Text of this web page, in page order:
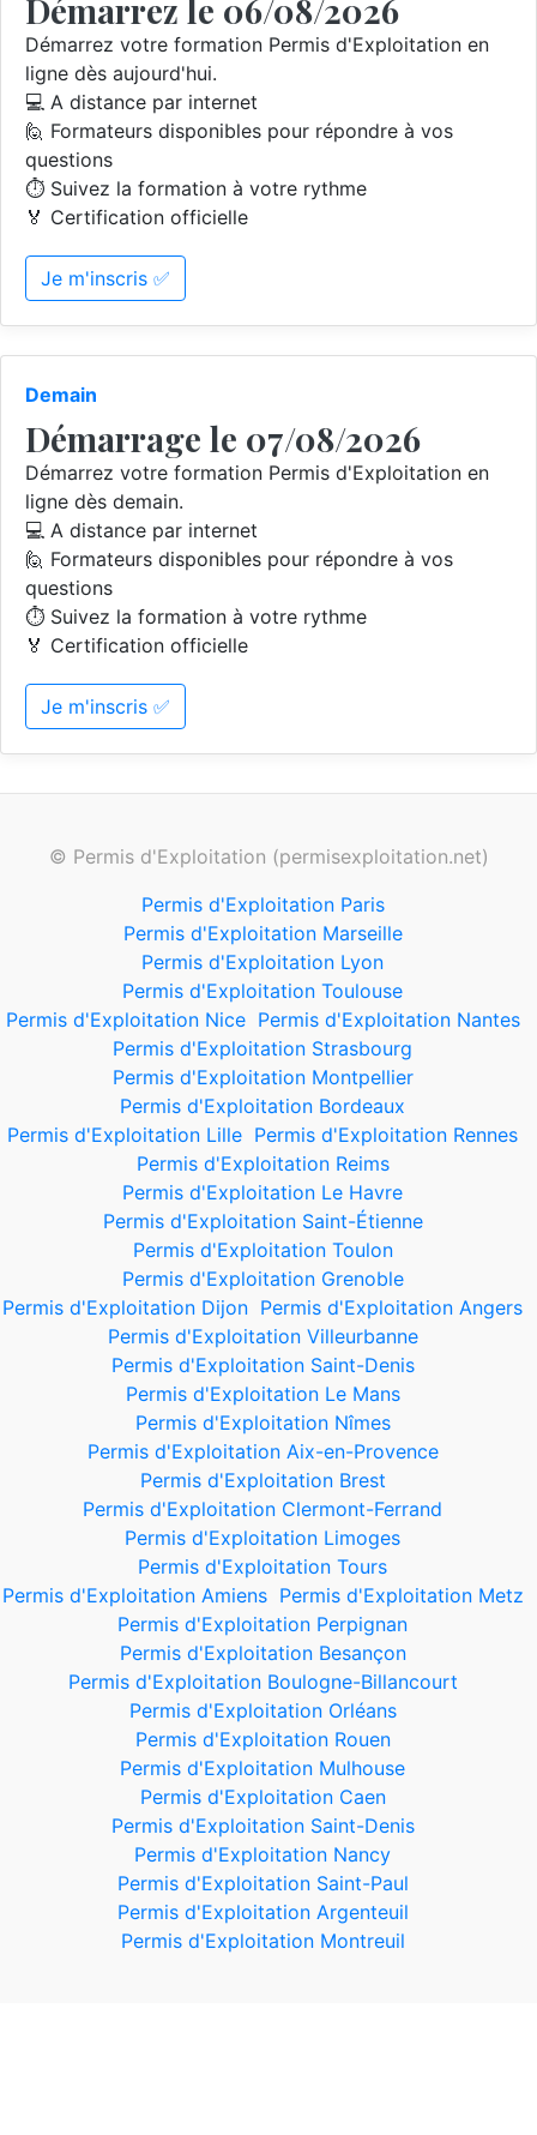
Démarrez le 06/08/2026
Démarrez votre formation Permis d'Exploitation en
ligne dès aujourd'hui.
💻 A distance par internet
🙋 Formateurs disponibles pour répondre à vos
questions
⏱️ Suivez la formation à votre rythme
🏅 Certification officielle
Je m'inscris ✅
Demain
Démarrage le 07/08/2026
Démarrez votre formation Permis d'Exploitation en
ligne dès demain.
💻 A distance par internet
🙋 Formateurs disponibles pour répondre à vos
questions
⏱️ Suivez la formation à votre rythme
🏅 Certification officielle
Je m'inscris ✅
© Permis d'Exploitation (permisexploitation.net)
Permis d'Exploitation Paris
Permis d'Exploitation Marseille
Permis d'Exploitation Lyon
Permis d'Exploitation Toulouse
Permis d'Exploitation Nice Permis d'Exploitation Nantes
Permis d'Exploitation Strasbourg
Permis d'Exploitation Montpellier
Permis d'Exploitation Bordeaux
Permis d'Exploitation Lille Permis d'Exploitation Rennes
Permis d'Exploitation Reims
Permis d'Exploitation Le Havre
Permis d'Exploitation Saint-Étienne
Permis d'Exploitation Toulon
Permis d'Exploitation Grenoble
Permis d'Exploitation Dijon Permis d'Exploitation Angers
Permis d'Exploitation Villeurbanne
Permis d'Exploitation Saint-Denis
Permis d'Exploitation Le Mans
Permis d'Exploitation Nîmes
Permis d'Exploitation Aix-en-Provence
Permis d'Exploitation Brest
Permis d'Exploitation Clermont-Ferrand
Permis d'Exploitation Limoges
Permis d'Exploitation Tours
Permis d'Exploitation Amiens Permis d'Exploitation Metz
Permis d'Exploitation Perpignan
Permis d'Exploitation Besançon
Permis d'Exploitation Boulogne-Billancourt
Permis d'Exploitation Orléans
Permis d'Exploitation Rouen
Permis d'Exploitation Mulhouse
Permis d'Exploitation Caen
Permis d'Exploitation Saint-Denis
Permis d'Exploitation Nancy
Permis d'Exploitation Saint-Paul
Permis d'Exploitation Argenteuil
Permis d'Exploitation Montreuil